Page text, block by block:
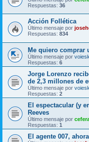
Respuestas: 36
Acción Follética
Último mensaje por
Respuestas: 834
Me quiero comprar
Último mensaje por
Respuestas: 6
Jorge Lorenzo
de 2,3 millones de
Último mensaje por
Respuestas: 2
El espectacular (y
Reeves
Último mensaje por
Respuestas: 1
El agente 007,